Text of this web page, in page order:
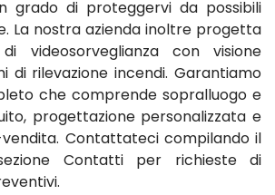
grado di proteggervi da possibili
La nostra azienda inoltre progetta
videosorveglianza con visione
di rilevazione incendi. Garantiamo
che comprende sopralluogo e
progettazione personalizzata e
Contattateci compilando il
Contatti per richieste di